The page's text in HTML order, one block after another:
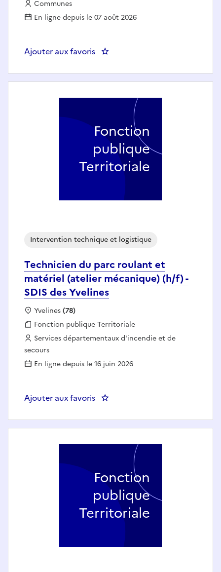
Employeur :
Communes
En ligne depuis le 07 août 2026
Ajouter aux favoris : Agent d'entretien et de
Technicien du parc roulant et
matériel (atelier mécanique) (h/f) -
SDIS des Yvelines
Intervention technique et logistique
Localisation :
Yvelines(78)
Fonction publique :
Fonction publique Territoriale
Employeur :
Services départementaux d'incendie et de
secours
En ligne depuis le 16 juin 2026
Ajouter aux favoris : Technicien du parc roulant et
Fonction
publique
Territoriale
Fonction
publique
Territoriale